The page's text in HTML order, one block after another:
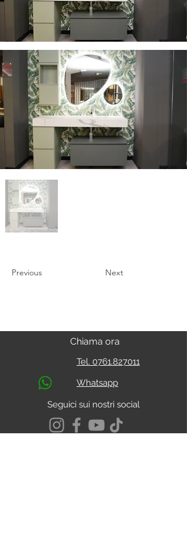
Previous Next
Chiama ora
Tel. 0761.827011
Whatsapp
Seguici sui nostri social